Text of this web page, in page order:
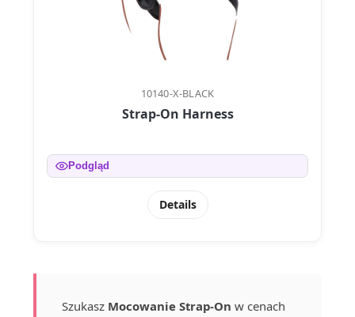
10140-X-BLACK
Strap-On Harness
Podgląd
Details
Szukasz Mocowanie Strap-On w cenach